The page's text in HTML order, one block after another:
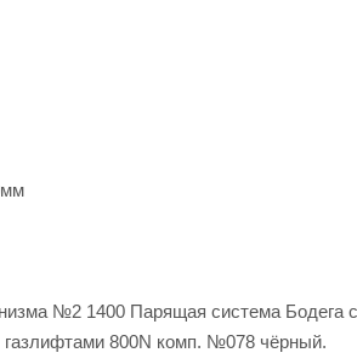
№2 1400 Парящая система
газлифтами 800N комп. №078